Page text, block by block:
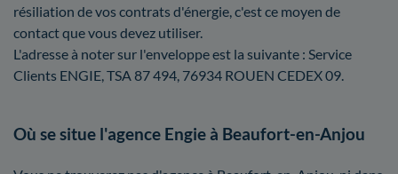
résiliation de vos contrats d'énergie, c'est ce moyen de
contact que vous devez utiliser.
L'adresse à noter sur l'enveloppe est la suivante : Service
Clients ENGIE, TSA 87 494, 76934 ROUEN CEDEX 09.
Où se situe l'agence Engie à Beaufort-en-Anjou